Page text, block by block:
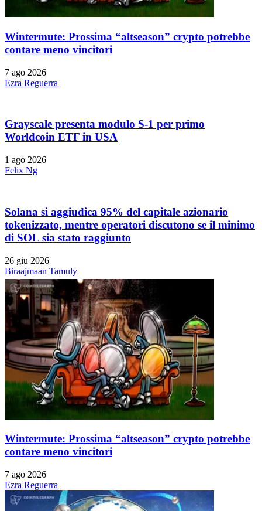
Wintermute: Prossima “altseason” crypto potrebbe
contare meno vincitori
7 ago 2026
Ezra Reguerra
Grayscale presenta modulo S-1 per primo
Worldcoin ETF in USA
1 ago 2026
Felix Ng
Solana si aggiudica 95% del capitale azionario
tokenizzato, mentre operatori discutono se il minimo
di SOL sia stato raggiunto
26 giu 2026
Biraajmaan Tamuly
Wintermute: Prossima “altseason” crypto potrebbe
contare meno vincitori
7 ago 2026
Ezra Reguerra